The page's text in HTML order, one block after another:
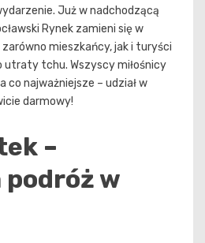
Już w nadchodzącą
Rynek zamieni się w
mieszkańcy, jak i turyści
utraty tchu. Wszyscy miłośnicy
co najważniejsze – udział w
darmowy!
–
w